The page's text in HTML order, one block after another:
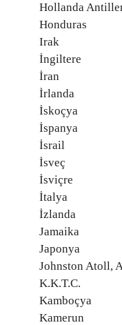
Hollanda
Honduras
Irak
İngiltere
İran
İrlanda
İskoçya
İspanya
İsrail
İsveç
İsviçre
İtalya
İzlanda
Jamaika
Japonya
Johnston Atoll,
K.K.T.C.
Kamboçya
Kamerun